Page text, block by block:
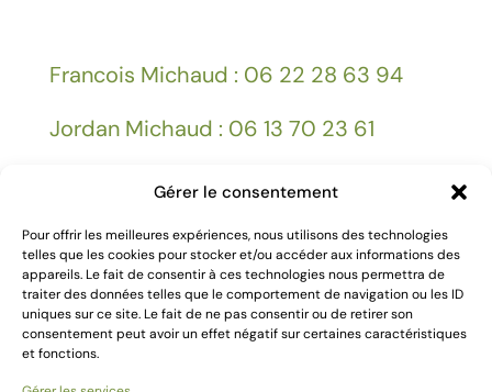
Gérer le consentement
Pour offrir les meilleures expériences, nous utilisons des technologies
telles que les cookies pour stocker et/ou accéder aux informations des
appareils. Le fait de consentir à ces technologies nous permettra de
traiter des données telles que le comportement de navigation ou les ID
uniques sur ce site. Le fait de ne pas consentir ou de retirer son
consentement peut avoir un effet négatif sur certaines caractéristiques
et fonctions.
Francois Michaud : 06 22 28 63 94
Jordan Michaud : 06 13 70 23 61
Mentions légales